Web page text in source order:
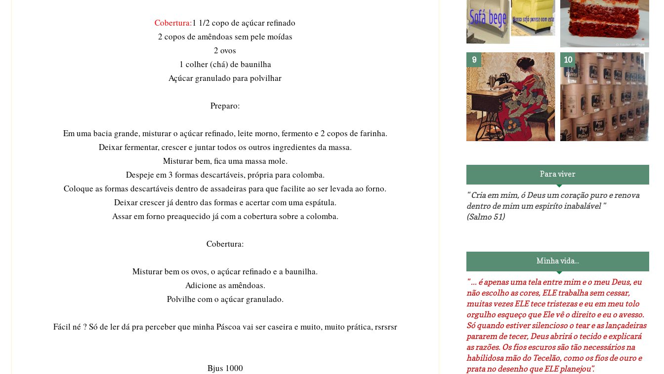
Cobertura:1 1/2 copo de açúcar refinado
2 copos de amêndoas sem pele moídas
2 ovos
1 colher (chá) de baunilha
Açúcar granulado para polvilhar
Preparo:
Em uma bacia grande, misturar o açúcar refinado, leite morno, fermento e 2 copos de farinha.
Deixar fermentar, crescer e juntar todos os outros ingredientes da massa.
Misturar bem, fica uma massa mole.
Despeje em 3 formas descartáveis, própria para colomba.
Coloque as formas descartáveis dentro de assadeiras para que facilite ao ser levada ao forno.
Deixar crescer já dentro das formas e acertar com uma espátula.
Assar em forno preaquecido já com a cobertura sobre a colomba.
Cobertura:
Misturar bem os ovos, o açúcar refinado e a baunilha.
Adicione as amêndoas.
Polvilhe com o açúcar granulado.
Fácil né ? Só de ler dá pra perceber que minha Páscoa vai ser caseira e muito, muito prática, rsrsrsr
Bjus 1000
Como fazer leites vegetais ? O medo que habita em nós.
Reforma do sofá, agora é
em patchwork!
The Red Velvet !!! O Perfeito
Para viver
" Cria em mim, ó Deus um coração puro e renova
dentro de mim um espiríto inabalável "
(Salmo 51)
Minha vida...
" ... é apenas uma tela entre mim e o meu Deus, eu
não escolho as cores, ELE trabalha sem cessar,
muitas vezes ELE tece tristezas e eu em meu tolo
orgulho esqueço que Ele vê o direito e eu o avesso.
Só quando estiver silencioso o tear e as lançadeiras
pararem de tecer, Deus abrirá o tecido e explicará
as razões. Os fios escuros são tão necessários na
habilidosa mão do Tecelão, como os fios de ouro e
prata no desenho que ELE planejou".